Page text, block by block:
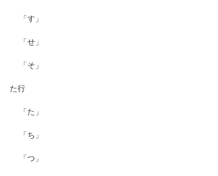
「す」
「せ」
「そ」
た行
「た」
「ち」
「つ」